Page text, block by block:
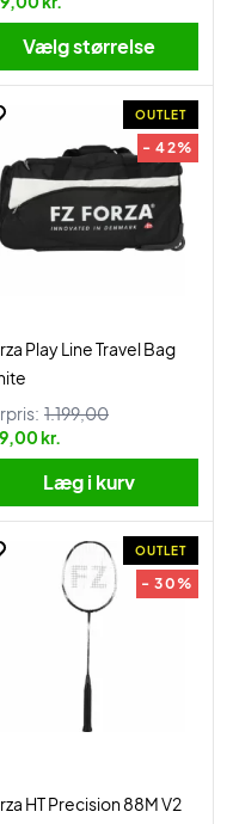
Vælg størrelse
OUTLET
- 42%
Play Line Travel Bag
1.199,00
kr.
Læg i kurv
OUTLET
- 30%
HT Precision 88M V2